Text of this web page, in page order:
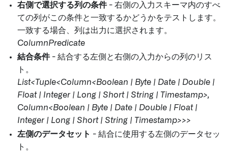
右側で選択する列の条件- 右側の入力スキーマ内のすべ
ての列がこの条件と一致するかどうかをテストします。
一致する場合、列は出力に選択されます。
ColumnPredicate
結合条件- 結合する左側と右側の入力からの列のリス
ト。
List<Tuple<Column<Boolean | Byte | Date | Double |
Float | Integer | Long | Short | String | Timestamp>,
Column<Boolean | Byte | Date | Double | Float |
Integer | Long | Short | String | Timestamp>>>
左側のデータセット - 結合に使用する左側のデータセッ
ト。